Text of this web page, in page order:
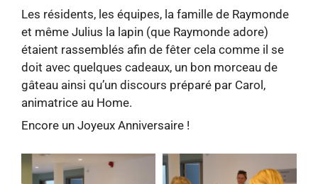
Les résidents, les équipes, la famille de Raymonde
et même Julius la lapin (que Raymonde adore)
étaient rassemblés afin de fêter cela comme il se
doit avec quelques cadeaux, un bon morceau de
gâteau ainsi qu’un discours préparé par Carol,
animatrice au Home.
Encore un Joyeux Anniversaire !